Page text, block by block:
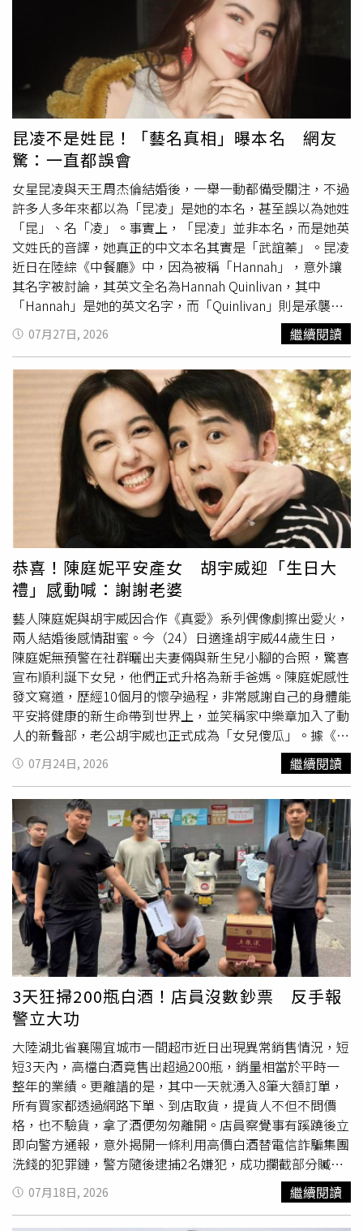
分法律依據，運動部也能依法編列預算、支持台灣的電競發
展，根本沒有另立專法的必要。若今天替電競立專法，未來
100種運動難道就要立100部法律？這樣不是很荒謬嗎？李
坤城續指，今年度的總預算至七月底尚未審竣，眼見明年度
總預算也快送入立法院，連立法院長韓國瑜都備感壓力，急
著加速審查。然而在黨團協商中，非幹部的翁曉玲因擔心自
己不合理的提案會受到外界批評，多次插嘴打斷會議，惹得
韓國瑜動怒質問「會到底要不要開」。若藍白當初不卡總預
算，翁曉玲至少有時間為自己的提案辯解；若藍白願意乖乖
審預算，韓國瑜也不用屢次制止發言。在野立委平時爽當薪
水小偷，現在嘗到苦果連發言時間都沒有，根本是咎由自
取。李坤城強調，在野黨正事不做，卻通過延會讓本會期成
為「史上最長會期」。現在會期都快結束了，有人裝認真卻
在踐踏政務官與公務人員，還有人持續阻礙總預算審查，不
僅影響國家發展、衝擊經濟民生，更是破壞民主法治。藍白
只顧自身利益，最後受害的卻是全國人民。
昆凌不是姓昆！「藝名真相」曝本名 網友
驚：一直都誤會
女星昆凌與天王周杰倫結婚後，一舉一動都備受關注，不過
許多人多年來都以為「昆凌」是她的本名，甚至誤以為她姓
「昆」、名「凌」。事實上，「昆凌」並非本名，而是她英
文姓氏的音譯，她真正的中文本名其實是「武誼蓁」。昆凌
近日在陸綜《中餐廳》中，因為被稱「Hannah」，意外讓
其名字被討論，其英文全名為Hannah Quinlivan，其中
「Hannah」是她的英文名字，而「Quinlivan」則是承襲自
澳洲籍父親的姓氏。她出道時，直接將英文姓氏Quinlivan
音譯為「昆凌」作為藝名，因此「昆凌」其實是一個完整的
音譯名稱，並非依照中文姓名習慣拆分成「姓昆、名凌」，
也因此多年來讓不少人產生誤解。至於昆凌的法定中文本名
則是「武誼蓁」，隨母親姓「武」，名字由具有中韓血統的
自取
名。其中「蓁」字出自《詩經》「其葉蓁蓁」，
有草木茂盛、生生不息之意，象徵生命力旺盛，也寄託著平
安順遂的祝福。事實上，昆凌也將本名融入自己的事業版
圖，她創立的服裝品牌JENDES，便是取自「Jen」（蓁的
英文對應名字）與「Design」的結合，而粉絲也因此自稱為
「蓁迷」。雖然外界早已習慣以「昆凌」稱呼她，但這個名
字其實源自英文姓氏音譯，而非她真正的中文姓名。與胡宇
威結婚3年迎寶貝女兒！陳庭妮「備孕心聲」曝光害女優裝
人工肛門保命！鬼畜製作人被關18年 「出獄當YTR」惹眾怒
被隊友嫉妒爆出「肉片帳號」 女偶像不忍了！宣布退團下
海
07月27日, 2026 繼續閱讀
恭喜！陳庭妮平安產女 胡宇威迎「生日大
禮」感動喊：謝謝老婆
藝人陳庭妮與胡宇威因合作《真愛》系列偶像劇擦出愛火，
兩人結婚後感情甜蜜。今（24）日適逢胡宇威44歲生日，
陳庭妮無預警在社群曬出夫妻倆與新生兒小腳的合照，驚喜
宣布順利誕下女兒，他們正式升格為新手爸媽。陳庭妮感性
發文寫道，歷經10個月的懷孕過程，非常感謝自己的身體能
平安將健康的新生命帶到世界上，並笑稱家中樂章加入了動
人的新聲部，老公胡宇威也正式成為「女兒傻瓜」。據《中
時新聞網》報導，陳庭妮經紀人回應，37歲的陳庭妮是自然
產，產程非常順利，胡宇威全程在旁陪伴，並對醫護團隊一
路以來的專業照護表達由衷感激。藝人陳庭妮與胡宇威結婚
多年，今（24）日驚喜宣布兩人升格新手爸媽。（圖／翻攝
自陳庭妮Instagram）升格人父的胡宇威也透過社群表示，
女兒的到來是他人生中無法被超越與取代的禮物，並透露與
陳庭妮對於生育態度一向順其自然，得知懷孕消息時喜出望
外。雖然明白未來將面臨睡眠不足的挑戰，但仍會用十倍的
擁抱與笑容去愛女兒，更深情告白感謝寶寶選擇他們當爸
媽，喊話未來18年會盡力安排時間，陪伴女兒成長。據胡宇
威經紀人透露，女寶寶小名為「妹妹」，英文名字則由胡宇
威親自取
名為Caitlyn，中文姓名則尚未敲定。陳庭妮在懷孕
期間增重約10公斤，起初在宣傳電影《陽光女子合唱團》時
便已受孕，但因未滿3個月而選擇低調不公開。整個孕期她
並無明顯不適，直至今年初仍維持正常工作與運動習慣，狀
態相當良好。
07月24日, 2026 繼續閱讀
3天狂掃200瓶白酒！店員沒數鈔票 反手報
警立大功
大陸湖北省襄陽宜城市一間超市近日出現異常銷售情況，短
短3天內，高檔白酒竟售出超過200瓶，銷量相當於平時一
整年的業績。更離譜的是，其中一天就湧入8筆大額訂單，
所有買家都透過網路下單、到店取貨，提貨人不但不問價
格，也不驗貨，拿了酒便匆匆離開。店員察覺事有蹊蹺後立
即向警方通報，意外揭開一條利用高價白酒替電信詐騙集團
洗錢的犯罪鏈，警方隨後逮捕2名嫌犯，成功攔截部分贓
物，並替被害人追回部分損失。警方查獲一批涉案高檔白
酒，追查後發現背後隱藏完整的電詐洗錢鏈。（圖／翻攝自
07月18日, 2026 繼續閱讀